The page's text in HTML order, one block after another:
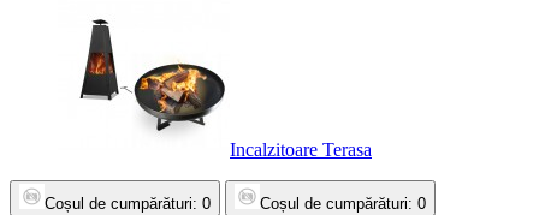
Incalzitoare Terasa
Coșul de cumpărături: 0 Coșul de cumpărături: 0